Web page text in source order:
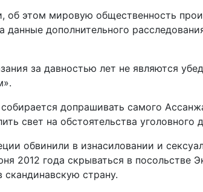
об этом мировую общественность
данные дополнительного
за давностью лет не являются
допрашивать самого
свет на обстоятельства уголовного
обвинили в изнасиловании и
2012 года скрываться в посольстве
страну.